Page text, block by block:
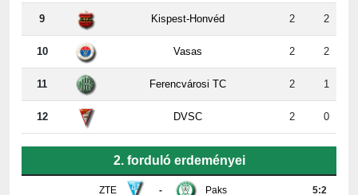
10 Vasas 2 2
11 Ferencvárosi TC 2 1
12 DVSC 2 0
ZTE - Paks
Újpest DVSC 4:2